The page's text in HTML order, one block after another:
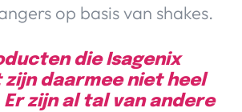
op basis van shakes.
die Isagenix
daarmee niet heel
zijn al tal van andere